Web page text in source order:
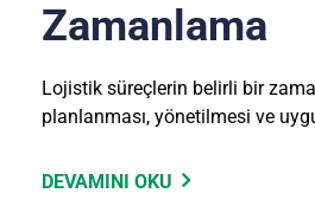
Zamanlama
Lojistik süreçlerin belirli bir
planlanması, yönetilmesi ve
DEVAMINI OKU